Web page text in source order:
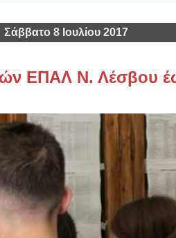
Σάββατο 8 Ιουλίου 2017
ΕΠΑΛ Ν. Λέσβου